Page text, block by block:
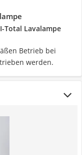
Total Lavalampe
Betrieb bei
werden.